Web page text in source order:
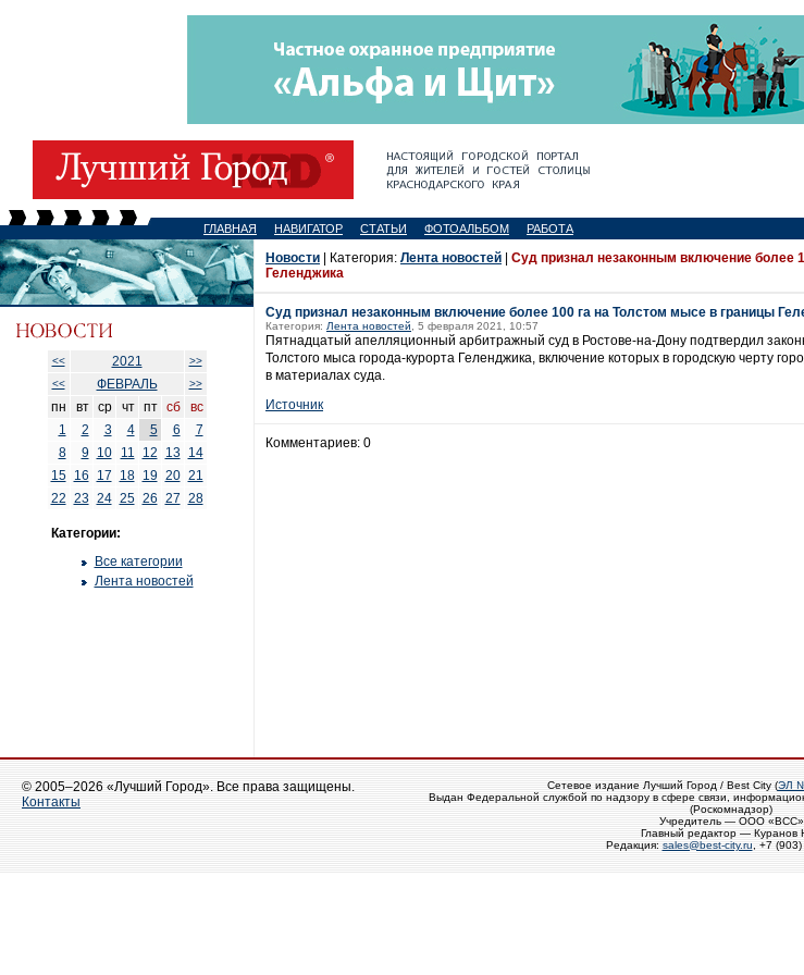
ГЛАВНАЯ НАВИГАТОР СТАТЬИ ФОТОАЛЬБОМ РАБОТА
<< 2021
>>
<<
ФЕВРАЛЬ >>
пн вт ср чт пт сб
вс
1
2 3 4 5 6
7
8
9 10 11 12 13
14
15
16 17 18 19 20 21
22 23 24 25 26 27 28
Категории:
Все категории
Лента новостей
Новости | Категория: Лента новостей
Суд признал незаконным включение более
Геленджика
Суд признал незаконным включение более 100 га на Толстом мысе в границы
Категория: Лента новостей , 5 февраля 2021, 10:57
Пятнадцатый апелляционный арбитражный суд в Ростове-на-Дону подтвердил
Толстого мыса города-курорта Геленджика, включение которых в городскую черту
в материалах суда.
Источник
Комментариев: 0
© 2005–2026 «Лучший Город». Все права защищены.
Контакты
Сетевое издание Лучший Город / Best City (ЭЛ
Выдан Федеральной службой по надзору в сфере связи,
(Роскомнадзор)
Учредитель — ООО «ВСС»
Главный редактор — Куранов
Редакция: sales@best-city.ru , +7